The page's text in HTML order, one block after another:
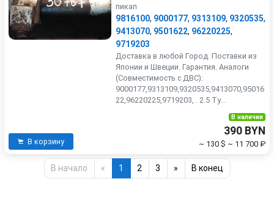
пикап
9816100, 9000177, 9313109, 9320535,
9413070, 9501622, 96220225,
9719203
Доставка в любой Город. Поставки из
Японии и Швеции. Гарантия. Аналоги
(Совместимость с ДВС):
9000177,9313109,9320535,9413070,95016
22,96220225,9719203, . 2.5 Ту...
В корзину
В наличии
390 BYN
~ 130 $ ~ 11 700 ₽
В начало « 1 2 3 » В конец